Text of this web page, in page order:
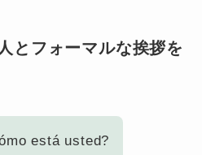
とフォーマルな挨拶を
está usted?